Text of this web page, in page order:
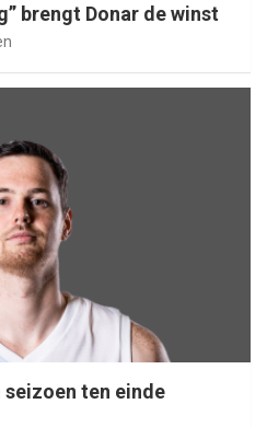
brengt Donar de winst
ten einde